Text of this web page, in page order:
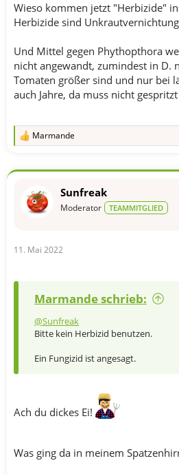
Wieso kommen jetzt "Herbizide"
Herbizide sind
Und Mittel gegen Phythopthora
nicht angewandt, zumindest in D.
Tomaten größer sind und nur bei
auch Jahre, da muss nicht
R
k
:
Marmande
Sunfreak
Moderator TEAMMITGLIED
11. Mai 2022
Marmande schrieb:
@Sunfreak
Bitte kein Herbizid benutzen.
Ein Fungizid ist angesagt.
Ach du dickes Ei!
Was ging da in meinem